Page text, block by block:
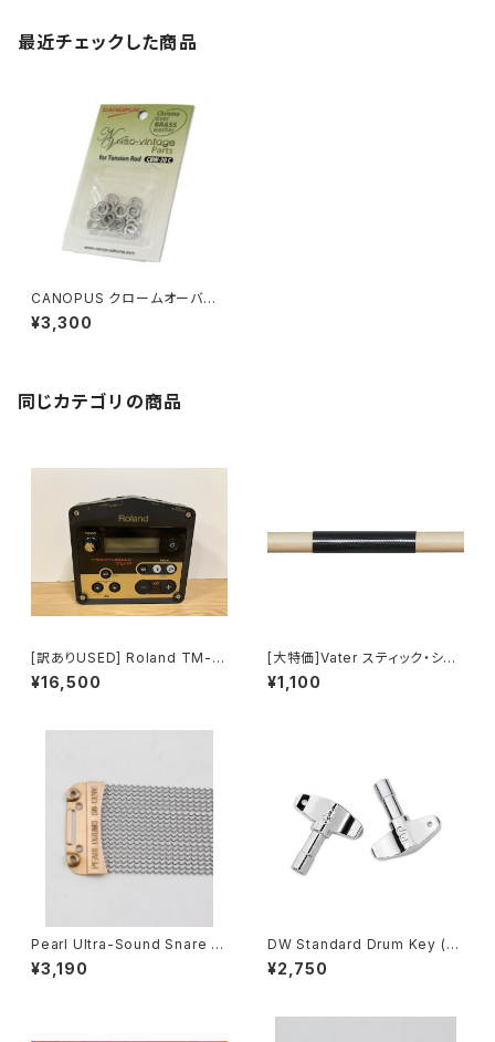
最近チェックした商品
CANOPUS クロームオーバー
ブラスワッシャー CBW-20C
¥3,300
同じカテゴリの商品
[訳ありUSED] Roland TM-2
Trigger Module
¥16,500
[大特価]Vater スティック・シー
ルド VSS
¥1,100
Pearl Ultra-Sound Snare W
ires 20本 "C"-Type 13" 内
¥3,190
DW Standard Drum Key (2-
Pack) DWSM801-2
¥2,750